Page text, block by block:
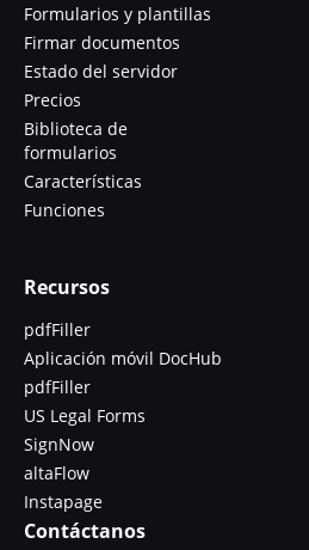
Formularios y plantillas
Firmar documentos
Estado del servidor
Precios
Biblioteca de
formularios
Características
Funciones
Recursos
pdfFiller
Aplicación móvil DocHub
pdfFiller
US Legal Forms
SignNow
altaFlow
Instapage
Contáctanos